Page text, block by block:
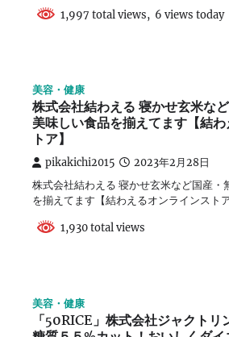
1,997 total views, 6 views today
美容・健康
株式会社結わえる 寝かせ玄米な
美味しい食品を揃えてます【結
トア】
pikakichi2015 2023年2月28日
株式会社結わえる 寝かせ玄米など国産・
を揃えてます【結わえるオンラインストア
1,930 total views
美容・健康
「50RICE」株式会社ジャクトリ